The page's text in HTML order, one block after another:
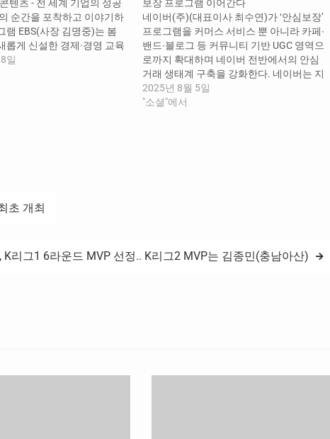
텐츠 - 전 세계 기업의 성공
순간을 포착하고 이야기하
램 EBS(사장 김명중)는 봄
롭게 신설한 경제·경영 교육
18일 밤 11시 30분, EBS
송한다. 는 수준 높은 비주얼
일
보장 프로그램 이어간다
네이버(주)(대표이사 최수연)가 ‘안심보장’
프로그램을 커머스 서비스 뿐 아니라 카페∙
밴드∙블로그 등 커뮤니티 기반 UGC 영역으
로까지 확대하며 네이버 전반에서의 안심
거래 생태계 구축을 강화한다. 네이버는 지
난해 10월, 판매자와 구매자 모두가 안심하
고 거래할 수 있도록 ‘안심보장’ 프로그램을
2025년 8월 5일
"소셜"에서
초 개최
K리그1 6라운드 MVP 선정.. K리그2 MVP는 김종민(충남아산)